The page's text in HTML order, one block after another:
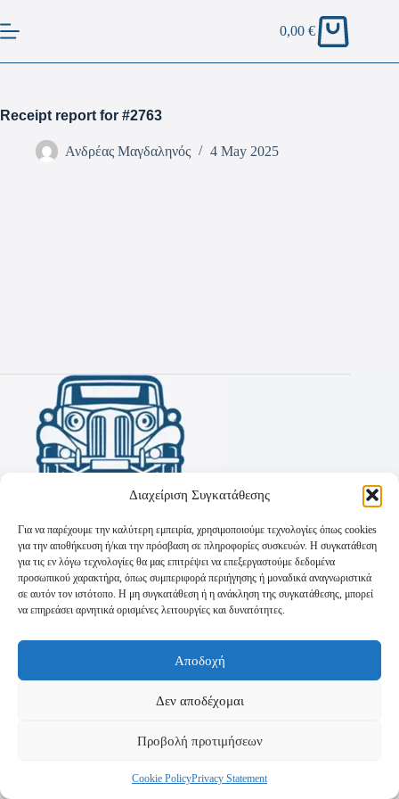
Διαχείριση Συγκατάθεσης
Για να παρέχουμε την καλύτερη εμπειρία, χρησιμοποιούμε τεχνολογίες όπως cookies
για την αποθήκευση ή/και την πρόσβαση σε πληροφορίες συσκευών. Η συγκατάθεση
για τις εν λόγω τεχνολογίες θα μας επιτρέψει να επεξεργαστούμε δεδομένα
προσωπικού χαρακτήρα, όπως συμπεριφορά περιήγησης ή μοναδικά αναγνωριστικά
σε αυτόν τον ιστότοπο. Η μη συγκατάθεση ή η ανάκληση της συγκατάθεσης, μπορεί
να επηρεάσει αρνητικά ορισμένες λειτουργίες και δυνατότητες.
Αποδοχή
Δεν αποδέχομαι
Προβολή προτιμήσεων
Cookie PolicyPrivacy Statement
0,00€
Receipt report for #2763
Ανδρέας Μαγδαληνός 4 May 2025
Πολιτική Απορρήτου
Τρόποι Αποστολής
Τρόποι Πληρωμής